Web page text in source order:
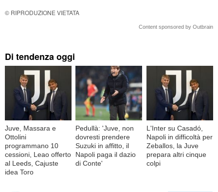
© RIPRODUZIONE VIETATA
Content sponsored by Outbrain
Di tendenza oggi
Juve, Massara e
Ottolini
programmano 10
cessioni, Leao offerto
al Leeds, Cajuste
idea Toro
Pedullà: 'Juve, non
dovresti prendere
Suzuki in affitto, il
Napoli paga il dazio
di Conte'
L'Inter su Casadó,
Napoli in difficoltà per
Zeballos, la Juve
prepara altri cinque
colpi